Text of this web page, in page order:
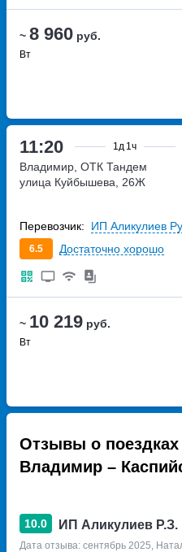
~ 8 960 руб.
Вт
11:20 1д 1ч
~ 10 219 руб.
Вт
Владимир, ОТК Тандем
улица Куйбышева, 26Ж
6.5 Достаточно хорошо
Перевозчик: ИП Аликулиев
Отзывы о
Владимир –
10.0 ИП Аликулиев Р.З.
Дата отзыва: сентябрь 2025,